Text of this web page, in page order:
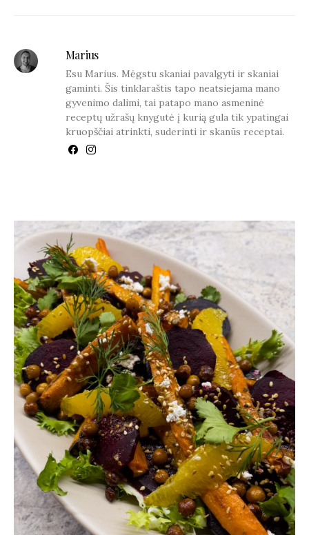
Marius
Esu Marius. Mėgstu skaniai pavalgyti ir skaniai
gaminti. Šis tinklaraštis tapo neatsiejama mano
gyvenimo dalimi, tai patapo mano asmeninė
receptų užrašų knygutė į kurią gula tik ypatingai
kruopščiai atrinkti, suderinti ir skanūs receptai.